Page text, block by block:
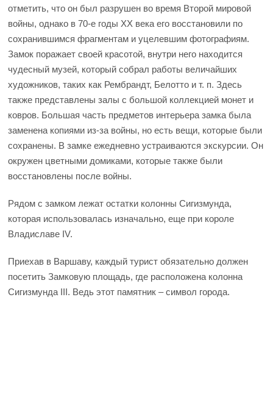
отметить, что он был разрушен во время Второй мировой
войны, однако в 70-е годы ХХ века его восстановили по
сохранившимся фрагментам и уцелевшим фотографиям.
Замок поражает своей красотой, внутри него находится
чудесный музей, который собрал работы величайших
художников, таких как Рембрандт, Белотто и т. п. Здесь
также представлены залы с большой коллекцией монет и
ковров. Большая часть предметов интерьера замка была
заменена копиями из-за войны, но есть вещи, которые были
сохранены. В замке ежедневно устраиваются экскурсии. Он
окружен цветными домиками, которые также были
восстановлены после войны.
Рядом с замком лежат остатки колонны Сигизмунда,
которая использовалась изначально, еще при короле
Владиславе IV.
Приехав в Варшаву, каждый турист обязательно должен
посетить Замковую площадь, где расположена колонна
Сигизмунда III. Ведь этот памятник – символ города.